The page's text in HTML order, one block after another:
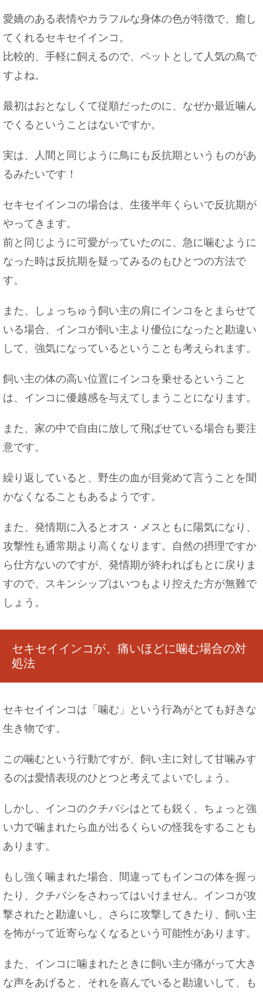
飼い猫が脱走した夢を見たら、こんな意味かもし
きマナー
付き合う前に旅行をした場合部屋は○○取るように
き方がポイント
カナヘビを初めて飼育する人は、与えるエサにつ
バイトの休みを取って旅行に行きたい時はこうし
ピアスの穴がふさがる期間は？ふさがった時の対
処法もご紹介！
たこ焼きに入れるおすすめチーズ！こんな種類が
ＧＯＯＤ！
愛嬌のある表情やカラフルな身体の色が特徴で、癒し
てくれるセキセイインコ。
比較的、手軽に飼えるので、ペットとして人気の鳥で
すよね。
最初はおとなしくて従順だったのに、なぜか最近噛ん
でくるということはないですか。
実は、人間と同じように鳥にも反抗期というものがあ
るみたいです！
セキセイインコの場合は、生後半年くらいで反抗期が
やってきます。
前と同じように可愛がっていたのに、急に噛むように
なった時は反抗期を疑ってみるのもひとつの方法で
す。
また、しょっちゅう飼い主の肩にインコをとまらせて
いる場合、インコが飼い主より優位になったと勘違い
して、強気になっているということも考えられます。
飼い主の体の高い位置にインコを乗せるということ
は、インコに優越感を与えてしまうことになります。
また、家の中で自由に放して飛ばせている場合も要注
意です。
繰り返していると、野生の血が目覚めて言うことを聞
かなくなることもあるようです。
また、発情期に入るとオス・メスともに陽気になり、
攻撃性も通常期より高くなります。自然の摂理ですか
ら仕方ないのですが、発情期が終わればもとに戻りま
すので、スキンシップはいつもより控えた方が無難で
しょう。
セキセイインコが、痛いほどに噛む場合の対
処法
セキセイインコは「噛む」という行為がとても好きな
生き物です。
この噛むという行動ですが、飼い主に対して甘噛みす
るのは愛情表現のひとつと考えてよいでしょう。
しかし、インコのクチバシはとても鋭く、ちょっと強
い力で噛まれたら血が出るくらいの怪我をすることも
あります。
もし強く噛まれた場合、間違ってもインコの体を握っ
たり、クチバシをさわってはいけません。インコが攻
撃されたと勘違いし、さらに攻撃してきたり、飼い主
を怖がって近寄らなくなるという可能性があります。
また、インコに噛まれたときに飼い主が痛がって大き
な声をあげると、それを喜んでいると勘違いして、も